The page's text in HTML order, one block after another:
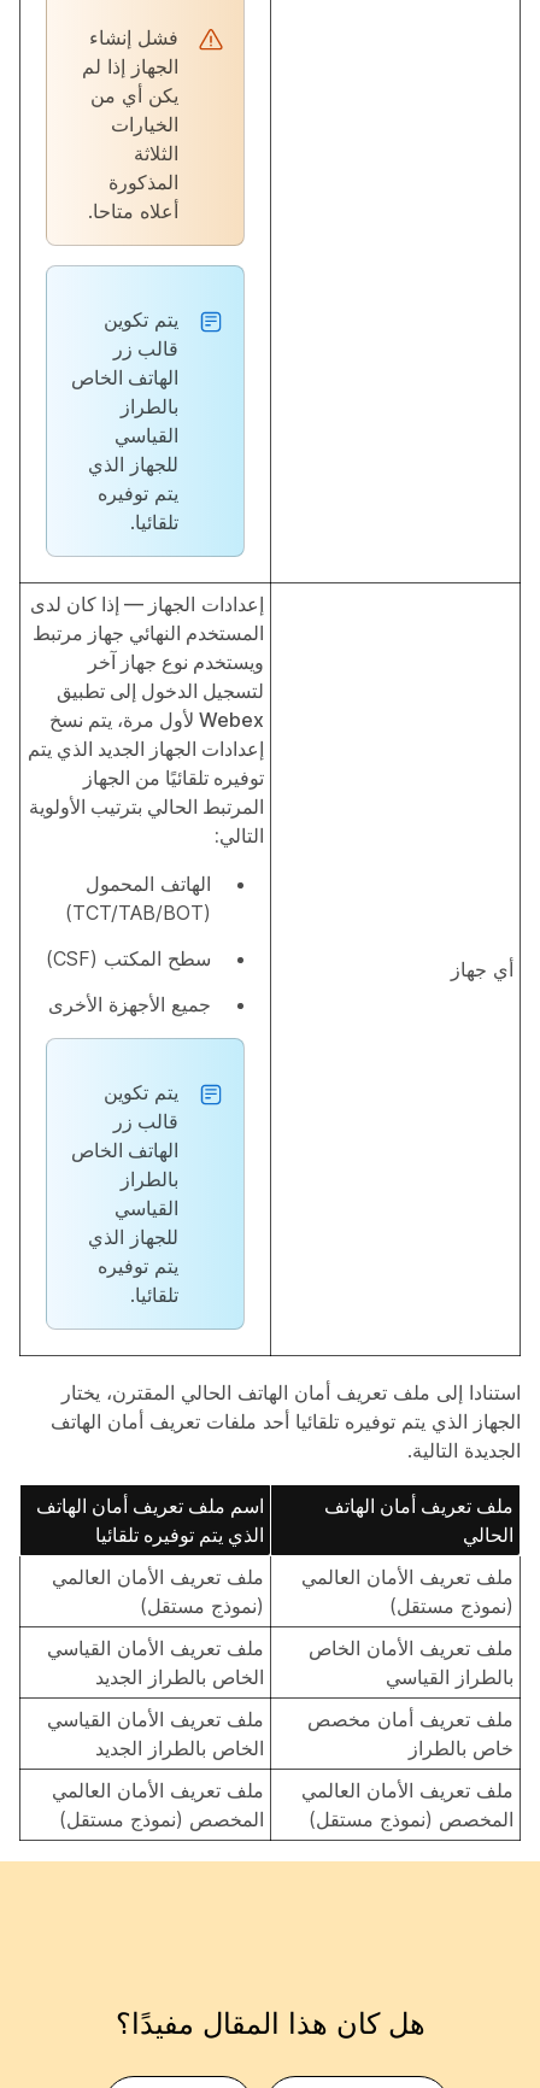
فشل إنشاء
الجهاز إذا لم
يكن أي من
الخيارات
الثلاثة
المذكورة
أعلاه متاحا.
يتم تكوين
قالب زر
الهاتف الخاص
بالطراز
القياسي
للجهاز الذي
يتم توفيره
تلقائيا.
أي جهاز
إعدادات الجهاز — إذا كان لدى
المستخدم النهائي جهاز مرتبط
ويستخدم نوع جهاز آخر
لتسجيل الدخول إلى تطبيق
Webex لأول مرة، يتم نسخ
إعدادات الجهاز الجديد الذي يتم
توفيره تلقائيًا من الجهاز
المرتبط الحالي بترتيب الأولوية
التالي:
الهاتف المحمول
(TCT/TAB/BOT)
سطح المكتب (CSF)
جميع الأجهزة الأخرى
يتم تكوين
قالب زر
الهاتف الخاص
بالطراز
القياسي
للجهاز الذي
يتم توفيره
تلقائيا.
استنادا إلى ملف تعريف أمان الهاتف الحالي المقترن، يختار
الجهاز الذي يتم توفيره تلقائيا أحد ملفات تعريف أمان الهاتف
الجديدة التالية.
ملف تعريف أمان الهاتف
الحالي
اسم ملف تعريف أمان الهاتف
الذي يتم توفيره تلقائيا
ملف تعريف الأمان العالمي
(نموذج مستقل)
ملف تعريف الأمان العالمي
(نموذج مستقل)
ملف تعريف الأمان الخاص
بالطراز القياسي
ملف تعريف الأمان القياسي
الخاص بالطراز الجديد
ملف تعريف أمان مخصص
خاص بالطراز
ملف تعريف الأمان القياسي
الخاص بالطراز الجديد
ملف تعريف الأمان العالمي
المخصص (نموذج مستقل)
ملف تعريف الأمان العالمي
المخصص (نموذج مستقل)
هل كان هذا المقال مفيدًا؟